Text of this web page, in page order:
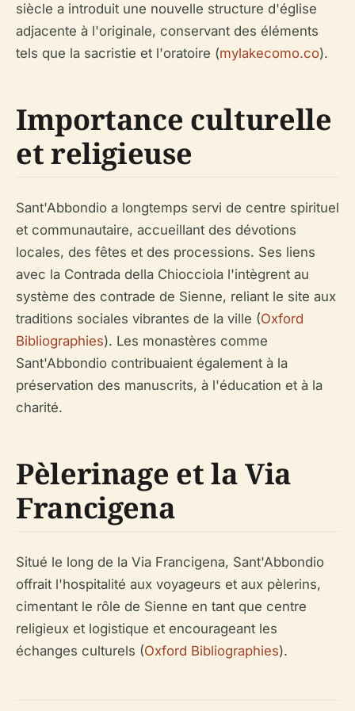
siècle a introduit une nouvelle structure d'église
adjacente à l'originale, conservant des éléments
tels que la sacristie et l'oratoire (mylakecomo.co).
Importance culturelle
et religieuse
Sant'Abbondio a longtemps servi de centre spirituel
et communautaire, accueillant des dévotions
locales, des fêtes et des processions. Ses liens
avec la Contrada della Chiocciola l'intègrent au
système des contrade de Sienne, reliant le site aux
traditions sociales vibrantes de la ville (Oxford
Bibliographies). Les monastères comme
Sant'Abbondio contribuaient également à la
préservation des manuscrits, à l'éducation et à la
charité.
Pèlerinage et la Via
Francigena
Situé le long de la Via Francigena, Sant'Abbondio
offrait l'hospitalité aux voyageurs et aux pèlerins,
cimentant le rôle de Sienne en tant que centre
religieux et logistique et encourageant les
échanges culturels (Oxford Bibliographies).